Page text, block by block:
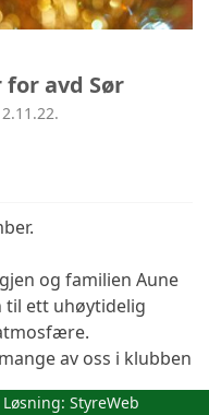
for avd Sør
og familien Aune
til ett uhøytidelig
av oss i klubben
StyreWeb